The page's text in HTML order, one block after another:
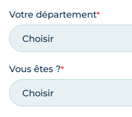
Votre département
Choisir
Vous êtes ?
Choisir